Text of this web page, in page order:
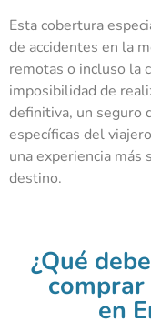
Esta cobertura
de accidentes en la
remotas o incluso la
imposibilidad de
definitiva, un seguro
específicas del
una experiencia más
destino.
¿Qué
comprar
en